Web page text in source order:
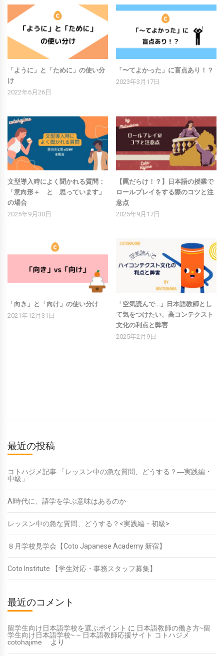
「ように」と「ために」の使い分
け
2022年6月26日
「〜てよかった」に盲点あり！？
2023年3月17日
文型導入時によく聞かれる質問：
「意向形＋ と 思っています」
の場合
2025年9月30日
【罠だらけ！？】日本語の授業で
ロールプレイをする際のコツと注
意点
2025年9月17日
「向き」と「向け」の使い分け
2021年12月31日
「空気読んで…」日本語教師とし
て気をつけたい、高コンテクスト
文化の利点と弊害
2025年2月9日
最近の投稿
コトハジメ記事 「レッスン中の急な質問、どうする？―実践編・
中級」
AI時代に、語学を学ぶ意味はあるのか
レッスン中の急な質問、どうする？<実践編・初級>
８月学校見学会【Coto Japanese Academy 新宿】
Coto Institute 【学生対応・事務スタッフ募集】
最近のコメント
留学生向け日本語学校を選ぶポイント に 日本語教師の働き方~留
学生向け日本語学校~ – 日本語教師応援サイト コトハジメ
cotohajime
より